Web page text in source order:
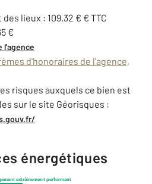
lieux : 109,32 € € TTC
€
l'agence
d'honoraires de l'agence,
risques auxquels ce bien est
sur le site Géorisques :
énergétiques
extrêmement performant